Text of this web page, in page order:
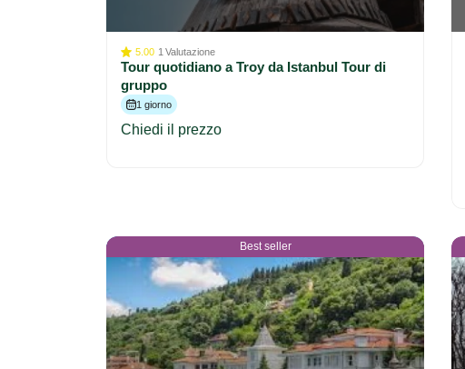
5.00 1 Valutazione
Tour quotidiano a Troy da Istanbul Tour di
gruppo
1 giorno
Chiedi il prezzo
Best seller